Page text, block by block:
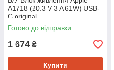
A1718 (20.3 V 3 A 61W) USB-
C original
Готово до відправки
1 674 ₴
Купити